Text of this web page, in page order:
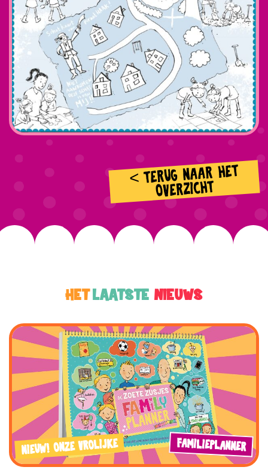
< TERUG NAAR HET
OVERZICHT
HET LAATSTE NIEUWS
NIEUW! ONZE VROLIJKE FAMILIEPLANNER